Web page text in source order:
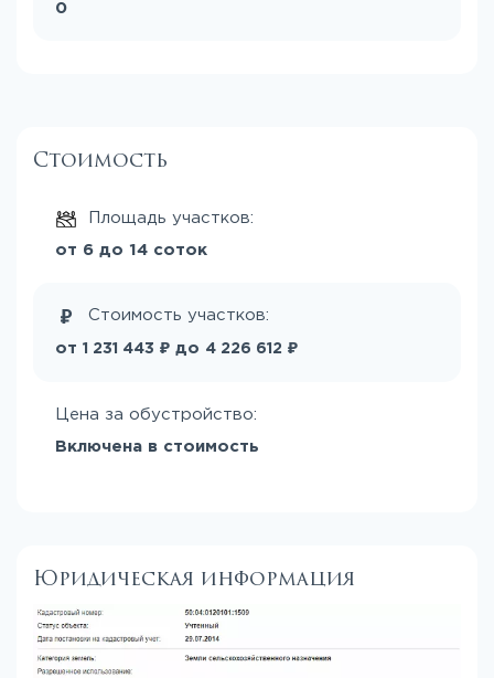
0
Стоимость
Площадь участков:
от 6 до 14 соток
Стоимость участков:
от 1 231 443 ₽ до 4 226 612 ₽
Цена за обустройство:
Включена в стоимость
Юридическая информация